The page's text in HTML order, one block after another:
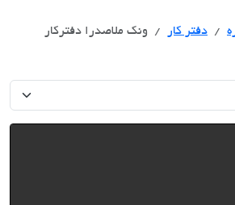
اجاره
دفتر کار ونک ملاصدرا دفترکار